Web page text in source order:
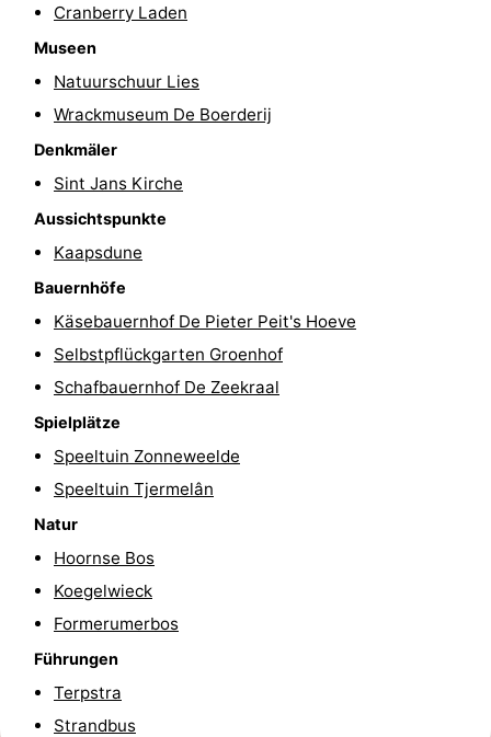
tun
Museen
Denkmäler
Kirchen
Aussichtspunkte
Attraktionen
Rundfahrten
Bauernhöfe
Spielplätze
Zentren
Natur
Führungen
Sport
Schwimmbader
Cranberry Laden
Museen
Natuurschuur Lies
Wrackmuseum De Boerderij
Denkmäler
Sint Jans Kirche
Aussichtspunkte
Kaapsdune
Bauernhöfe
Käsebauernhof De Pieter Peit's Hoeve
Selbstpflückgarten Groenhof
Schafbauernhof De Zeekraal
Spielplätze
Speeltuin Zonneweelde
Speeltuin Tjermelân
Natur
Hoornse Bos
Koegelwieck
Formerumerbos
Führungen
Terpstra
Strandbus